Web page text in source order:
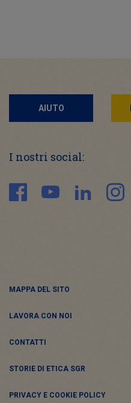
AIUTO
I nostri social:
MAPPA DEL SITO
LAVORA CON NOI
CONTATTI
STORIE DI ETICA SGR
PRIVACY E COOKIE POLICY